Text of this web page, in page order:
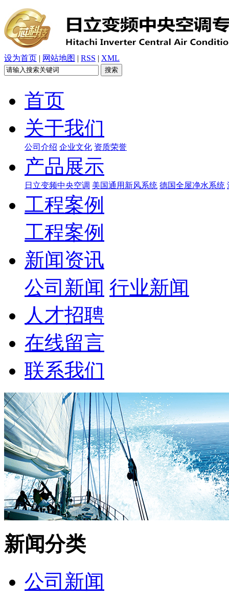
设为首页 | 网站地图 | RSS | XML
首页
关于我们
公司介绍 企业文化 资质荣誉
产品展示
日立变频中央空调 美国通用新风系统 德国全屋净水系统
工程案例
工程案例
新闻资讯
公司新闻 行业新闻
人才招聘
在线留言
联系我们
新闻分类
公司新闻